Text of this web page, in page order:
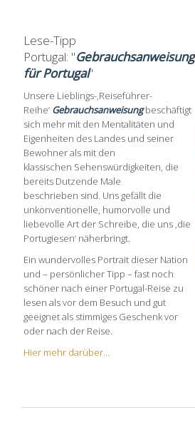
Lese-Tipp
Portugal: "Gebrauchsanweisung
für Portugal"
Unsere Lieblings-‚Reiseführer-
Reihe‘ Gebrauchsanweisungbeschäftigt
sich mehr mit den Mentalitäten und
Eigenheiten des Landes und seiner
Bewohner als mit den
klassischen Sehenswürdigkeiten, die
bereits Dutzende Male
beschrieben sind. Uns gefällt die
unkonventionelle, humorvolle und
liebevolle Art der Schreibe, die uns ‚die
Portugiesen‘ näherbringt.
Ein wundervolles Portrait dieser Nation
und – persönlicher Tipp – fast noch
schöner nach einer Portugal-Reise zu
lesen als vor dem Besuch und gut
geeignet als stimmiges Geschenk vor
oder nach der Reise.
Hier mehr darüber...